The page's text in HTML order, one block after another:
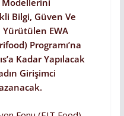
Modellerini
Bilgi, Güven Ve
Yürütülen EWA
Programı’na
Kadar Yapılacak
Girişimci